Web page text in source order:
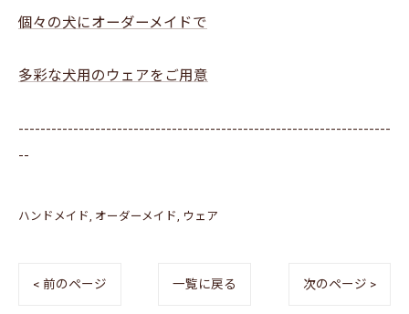
個々の犬にオーダーメイドで
多彩な犬用のウェアをご用意
--------------------------------------------------------------------
--
ハンドメイド オーダーメイド ウェア
< 前のページ 一覧に戻る 次のページ >